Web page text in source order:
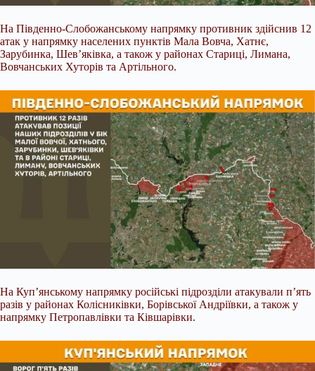
На Південно-Слобожанському напрямку противник здійснив 12
атак у напрямку населених пунктів Мала Вовча, Хатнє,
Зарубинка, Шев’яківка, а також у районах Стариці, Лимана,
Вовчанських Хуторів та Артільного.
На Куп’янському напрямку російські підрозділи атакували п’ять
разів у районах Колісниківки, Борівської Андріївки, а також у
напрямку Петропавлівки та Ківшарівки.